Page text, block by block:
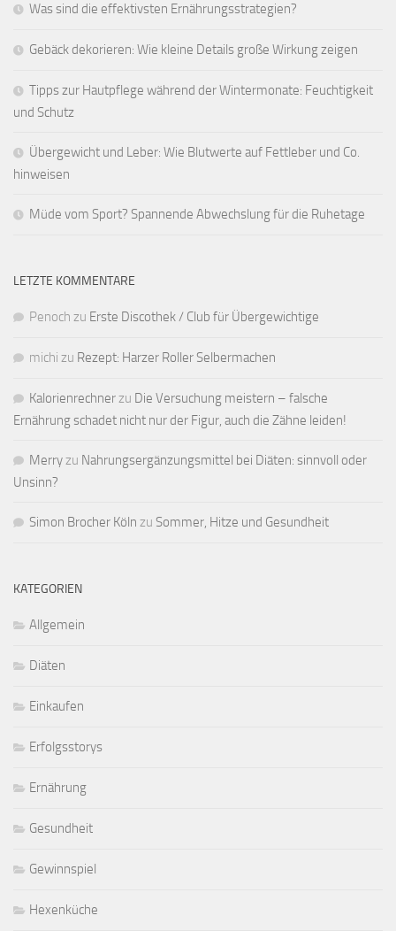
Was sind die effektivsten Ernährungsstrategien?
Gebäck dekorieren: Wie kleine Details große Wirkung zeigen
Tipps zur Hautpflege während der Wintermonate: Feuchtigkeit
und Schutz
Übergewicht und Leber: Wie Blutwerte auf Fettleber und Co.
hinweisen
Müde vom Sport? Spannende Abwechslung für die Ruhetage
LETZTE KOMMENTARE
Penoch zu Erste Discothek / Club für Übergewichtige
michi zu Rezept: Harzer Roller Selbermachen
Kalorienrechnerzu Die Versuchung meistern – falsche
Ernährung schadet nicht nur der Figur, auch die Zähne leiden!
Merryzu Nahrungsergänzungsmittel bei Diäten: sinnvoll oder
Unsinn?
Simon Brocher Köln zu Sommer, Hitze und Gesundheit
KATEGORIEN
Allgemein
Diäten
Einkaufen
Erfolgsstorys
Ernährung
Gesundheit
Gewinnspiel
Hexenküche